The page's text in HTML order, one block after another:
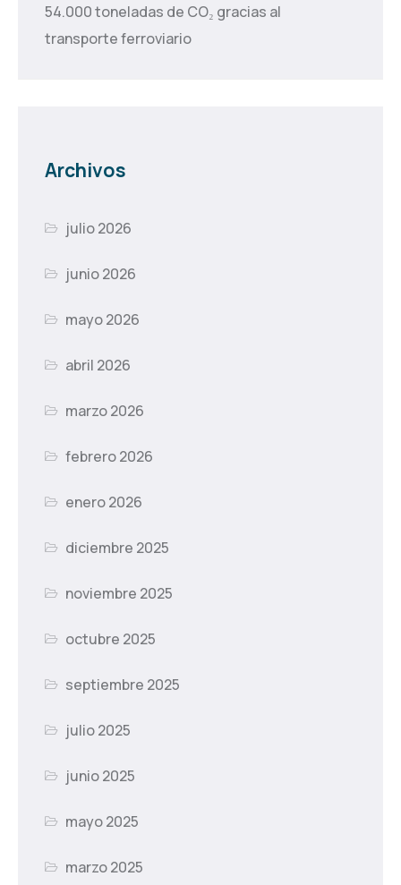
54.000 toneladas de CO₂ gracias al
transporte ferroviario
Archivos
julio 2026
junio 2026
mayo 2026
abril 2026
marzo 2026
febrero 2026
enero 2026
diciembre 2025
noviembre 2025
octubre 2025
septiembre 2025
julio 2025
junio 2025
mayo 2025
marzo 2025